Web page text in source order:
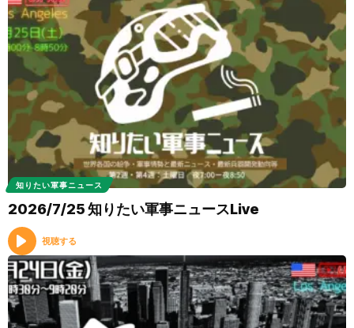
知りたい軍事ニュース
2026/7/25 知りたい軍事ニュースLive
視聴する